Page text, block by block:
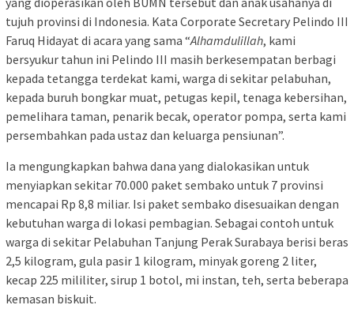
tujuh provinsi di Indonesia. Kata Corporate Secretary Pelindo III
Faruq Hidayat di acara yang sama “Alhamdulillah, kami
bersyukur tahun ini Pelindo III masih berkesempatan berbagi
kepada tetangga terdekat kami, warga di sekitar pelabuhan,
kepada buruh bongkar muat, petugas kepil, tenaga kebersihan,
pemelihara taman, penarik becak, operator pompa, serta kami
persembahkan pada ustaz dan keluarga pensiunan”.
Ia mengungkapkan bahwa dana yang dialokasikan untuk
menyiapkan sekitar 70.000 paket sembako untuk 7 provinsi
mencapai Rp 8,8 miliar. Isi paket sembako disesuaikan dengan
kebutuhan warga di lokasi pembagian. Sebagai contoh untuk
warga di sekitar Pelabuhan Tanjung Perak Surabaya berisi beras
2,5 kilogram, gula pasir 1 kilogram, minyak goreng 2 liter,
kecap 225 mililiter, sirup 1 botol, mi instan, teh, serta beberapa
kemasan biskuit.